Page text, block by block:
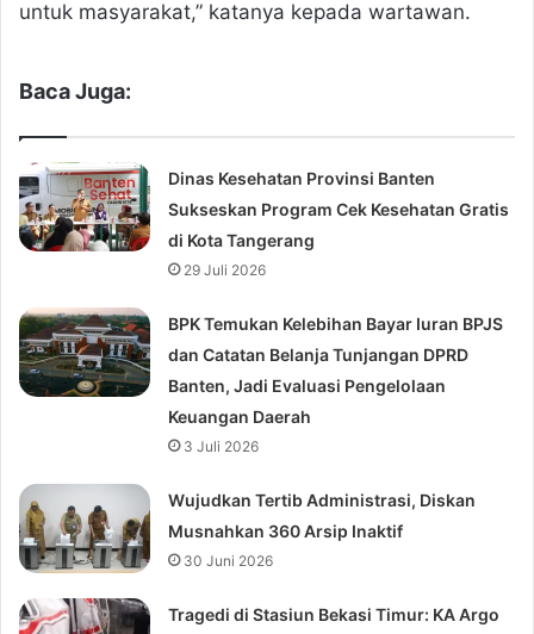
untuk masyarakat,” katanya kepada wartawan.
Baca Juga:
Dinas Kesehatan Provinsi Banten
Sukseskan Program Cek Kesehatan Gratis
di Kota Tangerang
29 Juli 2026
BPK Temukan Kelebihan Bayar Iuran BPJS
dan Catatan Belanja Tunjangan DPRD
Banten, Jadi Evaluasi Pengelolaan
Keuangan Daerah
3 Juli 2026
Wujudkan Tertib Administrasi, Diskan
Musnahkan 360 Arsip Inaktif
30 Juni 2026
Tragedi di Stasiun Bekasi Timur: KA Argo